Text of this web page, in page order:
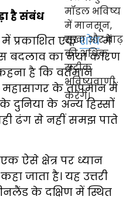
है संबंध
प्रकाशित एकशोधमें
बदलाव का नया कारण
है कि वर्तमान
के तापमान में
दुनिया के अन्य हिस्सों
ढंग से नहीं समझ पाते
ऐसे क्षेत्र पर ध्यान
जाता है। यह उत्तरी
के दक्षिण में स्थित